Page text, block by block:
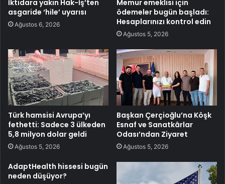
İktidara yakın Hak-İş’ten
asgaride ‘hile’ uyarısı
Ağustos 6, 2026
Memur emeklisi için
ödemeler bugün başladı:
Hesaplarınızı kontrol edin
Ağustos 5, 2026
Türk hamsisi Avrupa’yı
fethetti: Sadece 3 ülkeden
5,8 milyon dolar geldi
Ağustos 5, 2026
Başkan Çerçioğlu’na Köşk
Esnaf ve Sanatkârlar
Odası’ndan Ziyaret
Ağustos 5, 2026
AdaptHealth hissesi bugün
neden düşüyor?